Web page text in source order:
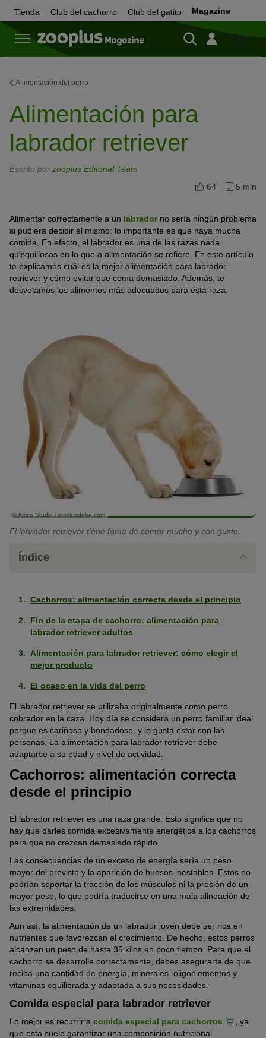
Tienda Club del cachorro Club del gatito Magazine
Tienda
Alimentación del perro
Alimentación para
labrador retriever
Escrito por zooplus Editorial Team
64
5 min
Alimentar correctamente a un labradorno sería ningún problema
si pudiera decidir él mismo: lo importante es que haya mucha
comida. En efecto, el labrador es una de las razas nada
quisquillosas en lo que a alimentación se refiere. En este artículo
te explicamos cuál es la mejor alimentación para labrador
retriever y cómo evitar que coma demasiado. Además, te
desvelamos los alimentos más adecuados para esta raza.
© Africa Studio / stock.adobe.com
El labrador retriever tiene fama de comer mucho y con gusto.
Índice
Cachorros: alimentación correcta desde el principio
Fin de la etapa de cachorro: alimentación para
labrador retriever adultos
Alimentación para labrador retriever: cómo elegir el
mejor producto
El ocaso en la vida del perro
El labrador retriever se utilizaba originalmente como perro
cobrador en la caza. Hoy día se considera un perro familiar ideal
porque es cariñoso y bondadoso, y le gusta estar con las
personas. La alimentación para labrador retriever debe
adaptarse a su edad y nivel de actividad.
Cachorros: alimentación correcta
desde el principio
El labrador retriever es una raza grande. Esto significa que no
hay que darles comida excesivamente energética a los cachorros
para que no crezcan demasiado rápido.
Las consecuencias de un exceso de energía sería un peso
mayor del previsto y la aparición de huesos inestables. Estos no
podrían soportar la tracción de los músculos ni la presión de un
mayor peso, lo que podría traducirse en una mala alineación de
las extremidades.
Aun así, la alimentación de un labrador joven debe ser rica en
nutrientes que favorezcan el crecimiento. De hecho, estos perros
alcanzan un peso de hasta 35 kilos en poco tiempo. Para que el
cachorro se desarrolle correctamente, debes asegurarte de que
reciba una cantidad de energía, minerales, oligoelementos y
vitaminas equilibrada y adaptada a sus necesidades.
Comida especial para labrador retriever
Lo mejor es recurrir a comida especial para cachorros
, ya
que esta suele garantizar una composición nutricional